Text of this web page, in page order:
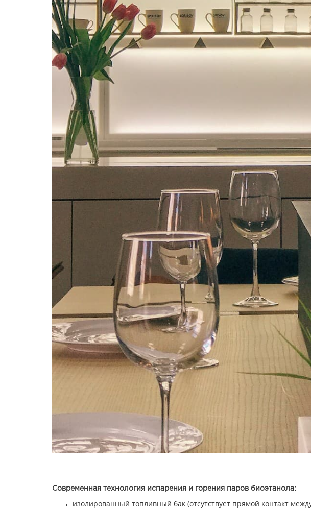
Современная технология испарения и горения паров биоэтанола:
изолированный топливный бак (отсутствует прямой контакт